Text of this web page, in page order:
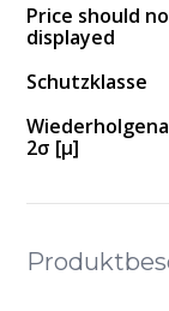
Price should
displayed
Schutzklasse
2σ [μ]